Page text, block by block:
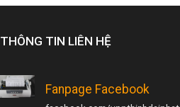
THÔNG TIN LIÊN HỆ
Fanpage Facebook